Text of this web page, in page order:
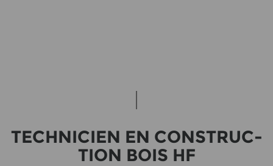
TECH­NI­CIEN EN CON­STRUC­
TION BOIS HF